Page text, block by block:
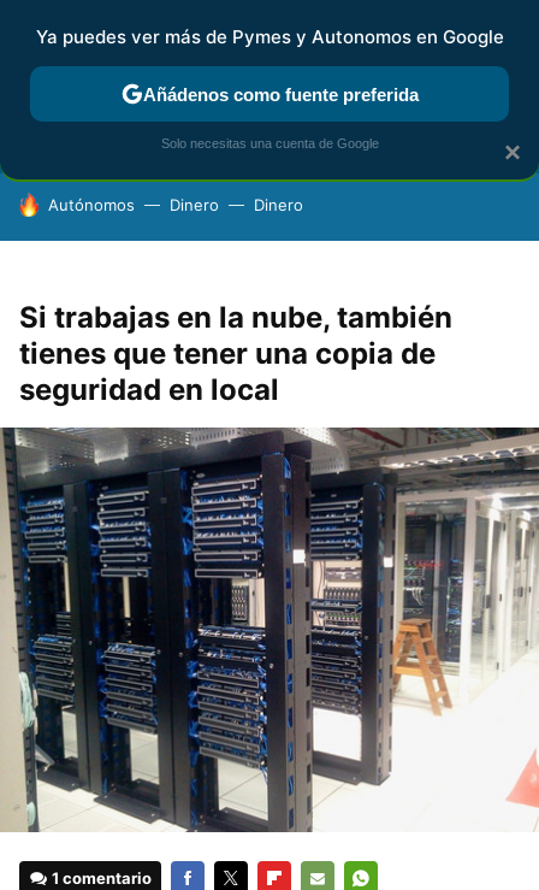
FISCALIDAD Y CONTABILIDAD KIT DIGITAL RENTA
HOY SE HABLA DE
Autónomos Dinero Dinero
Si trabajas en la nube, también
tienes que tener una copia de
seguridad en local
1 comentario
×
Ya puedes ver más de Pymes y Autonomos en Google
Añádenos como fuente preferida
Solo necesitas una cuenta de Google